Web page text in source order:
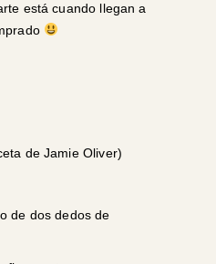
está cuando llegan a
de Jamie Oliver)
de dos dedos de